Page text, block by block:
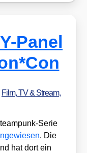
Panel
Film, TV & Stream,
Serie
. Die
hat dort ein